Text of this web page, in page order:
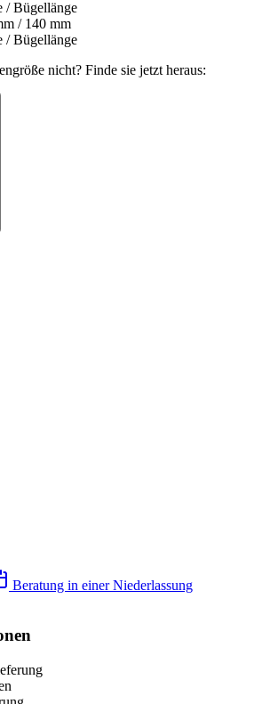
/ Bügellänge
/ 140 mm
/ Bügellänge
nicht? Finde sie jetzt heraus:
Beratung in einer Niederlassung